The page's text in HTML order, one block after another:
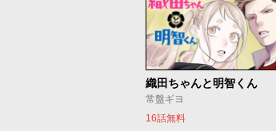
織田ちゃんと明智くん
常盤ギヨ
16話無料